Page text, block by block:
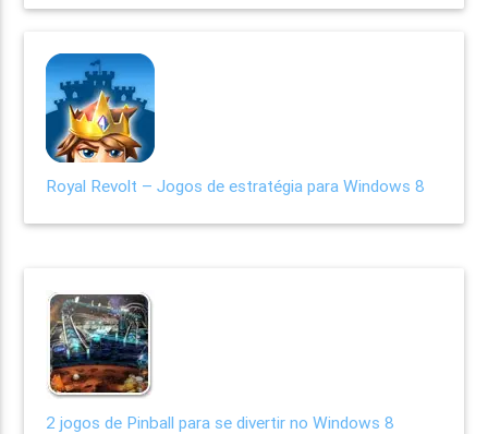
Royal Revolt – Jogos de estratégia para Windows 8
2 jogos de Pinball para se divertir no Windows 8